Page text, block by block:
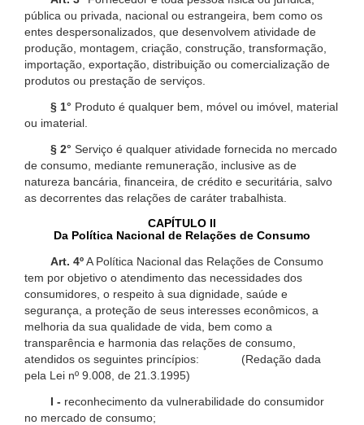
pública ou privada, nacional ou estrangeira, bem como os
entes despersonalizados, que desenvolvem atividade de
produção, montagem, criação, construção, transformação,
importação, exportação, distribuição ou comercialização de
produtos ou prestação de serviços.
§ 1° Produto é qualquer bem, móvel ou imóvel, material
ou imaterial.
§ 2° Serviço é qualquer atividade fornecida no mercado
de consumo, mediante remuneração, inclusive as de
natureza bancária, financeira, de crédito e securitária, salvo
as decorrentes das relações de caráter trabalhista.
CAPÍTULO II
Da Política Nacional de Relações de Consumo
Art. 4ºA Política Nacional das Relações de Consumo
tem por objetivo o atendimento das necessidades dos
consumidores, o respeito à sua dignidade, saúde e
segurança, a proteção de seus interesses econômicos, a
melhoria da sua qualidade de vida, bem como a
transparência e harmonia das relações de consumo,
atendidos os seguintes princípios: (Redação dada
pela Lei nº 9.008, de 21.3.1995)
I - reconhecimento da vulnerabilidade do consumidor
no mercado de consumo;